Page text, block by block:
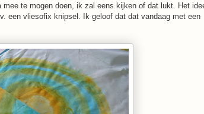
te mogen doen, ik zal eens kijken of dat lukt. Het
een vliesofix knipsel. Ik geloof dat dat vandaag met een